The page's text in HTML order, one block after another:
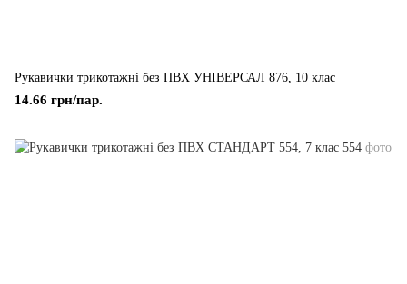
Рукавички трикотажні без ПВХ УНІВЕРСАЛ 876, 10 клас
14.66 грн/пар.